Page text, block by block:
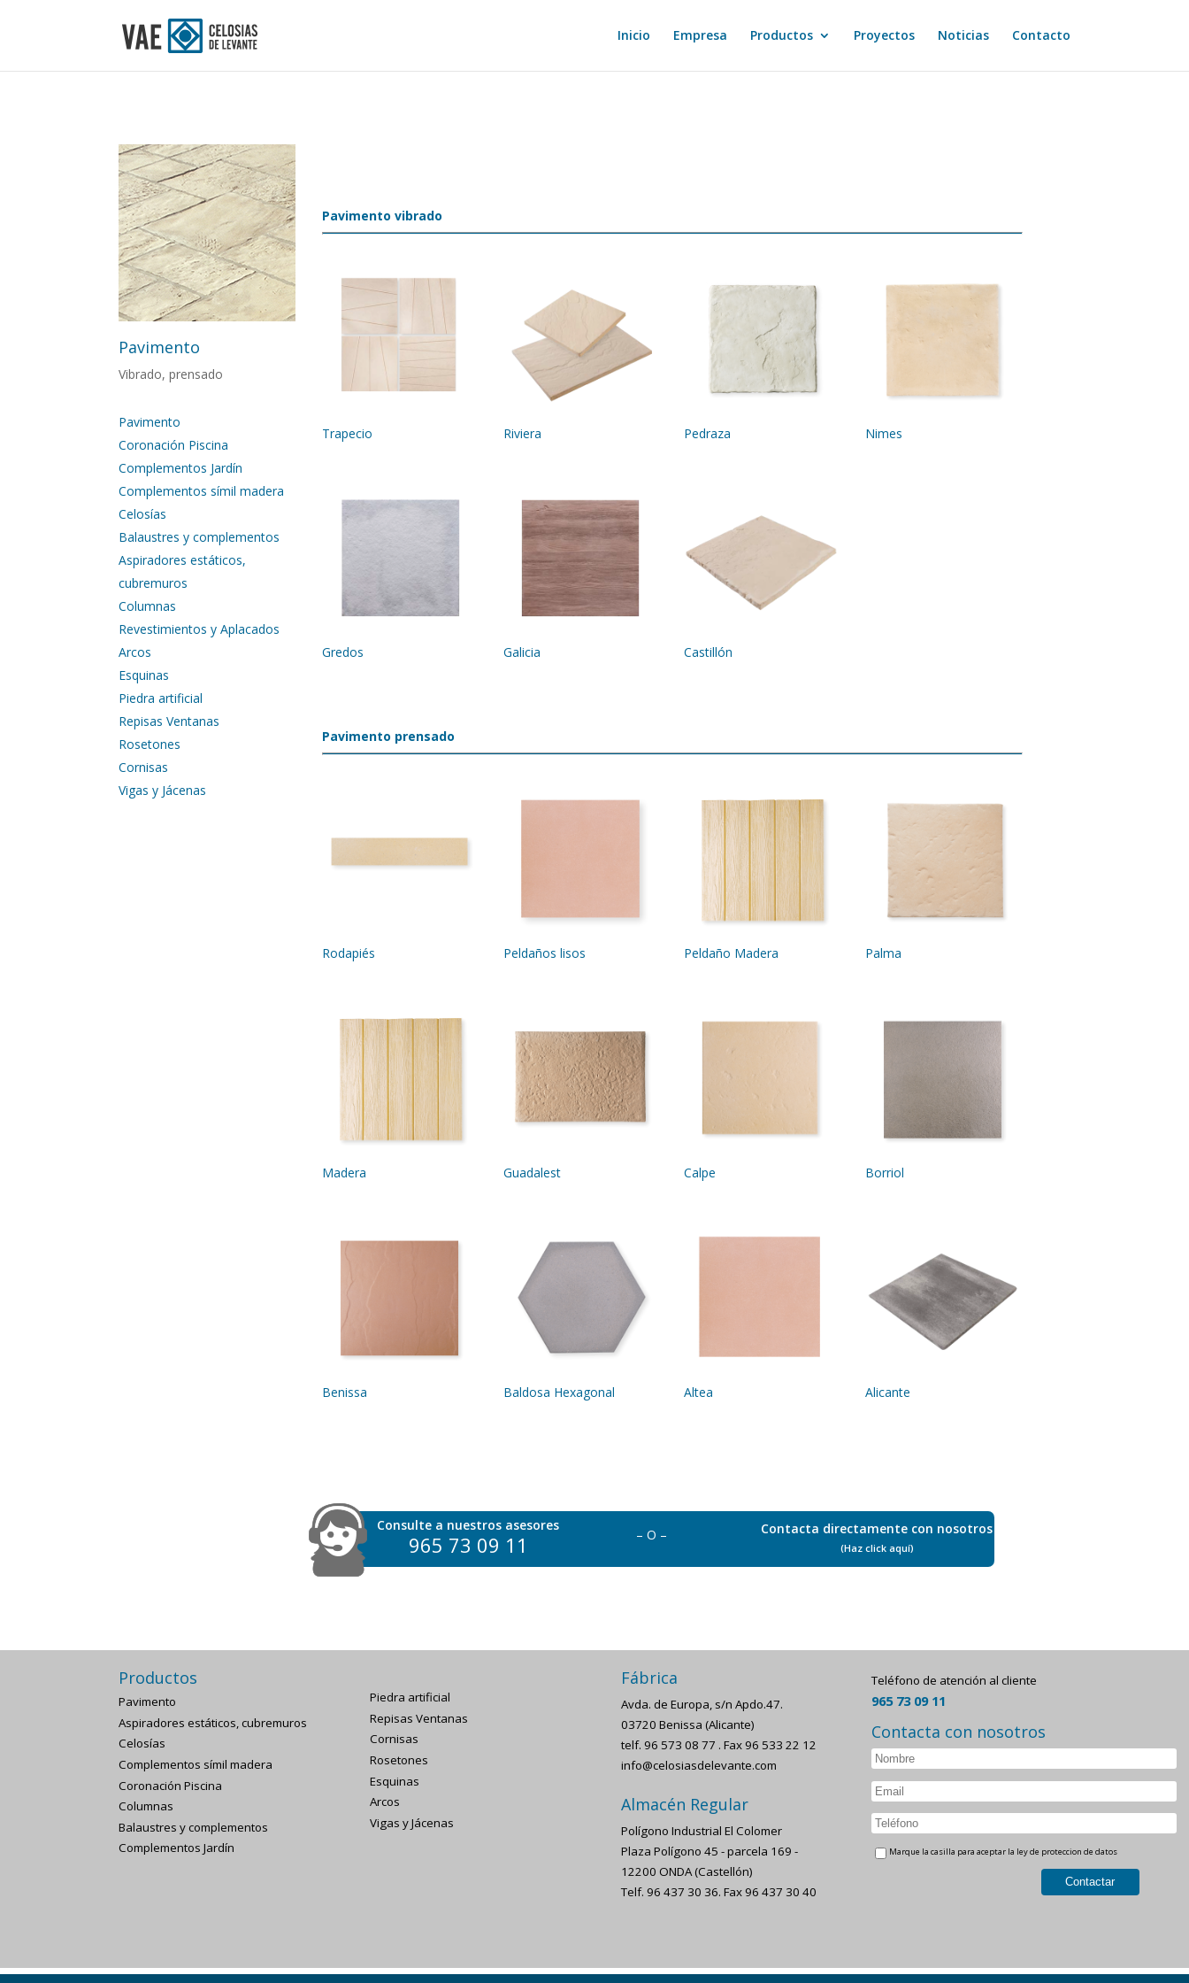
Inicio Empresa Productos Proyectos Noticias Contacto
Pavimento
Vibrado, prensado
Pavimento
Coronación Piscina
Complementos Jardín
Complementos símil madera
Celosías
Balaustres y complementos
Aspiradores estáticos,
cubremuros
Columnas
Revestimientos y Aplacados
Arcos
Esquinas
Piedra artificial
Repisas Ventanas
Rosetones
Cornisas
Vigas y Jácenas
Pavimento vibrado
Trapecio Riviera Pedraza Nimes
Gredos Galicia Castillón
Pavimento prensado
Rodapiés Peldaños lisos Peldaño Madera Palma
Madera Guadalest Calpe Borriol
Benissa Baldosa Hexagonal Altea Alicante
Consulte a nuestros asesores
965 73 09 11 – O – Contacta directamente con nosotros
(Haz click aquí)
Productos
Pavimento
Aspiradores estáticos, cubremuros
Celosías
Complementos símil madera
Coronación Piscina
Columnas
Balaustres y complementos
Complementos Jardín
Piedra artificial
Repisas Ventanas
Cornisas
Rosetones
Esquinas
Arcos
Vigas y Jácenas
Fábrica
Avda. de Europa, s/n Apdo.47.
03720 Benissa (Alicante)
telf. 96 573 08 77 . Fax 96 533 22 12
info@celosiasdelevante.com
Almacén Regular
Polígono Industrial El Colomer
Plaza Polígono 45 - parcela 169 -
12200 ONDA (Castellón)
Telf. 96 437 30 36. Fax 96 437 30 40
Teléfono de atención al cliente
965 73 09 11
Contacta con nosotros
Marque la casilla para aceptar la ley de proteccion de datos